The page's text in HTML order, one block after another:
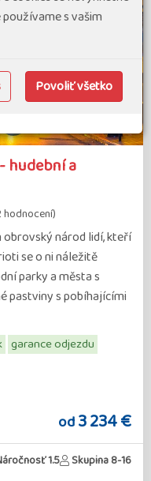
hudební a
hodnocení)
národ lidí, kteří
se o ni náležitě
parky a města s
pastviny s pobíhajícími
garance odjezdu
od3 234 €
1.5 Skupina 8-16
s vašim
Povoliť všetko